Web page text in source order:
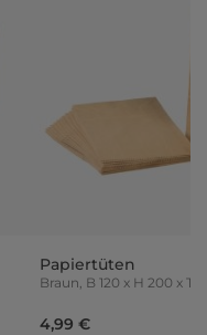
Papiertüten
Braun, B 120 x H 200 x T 25 mm, 24
4,99 €